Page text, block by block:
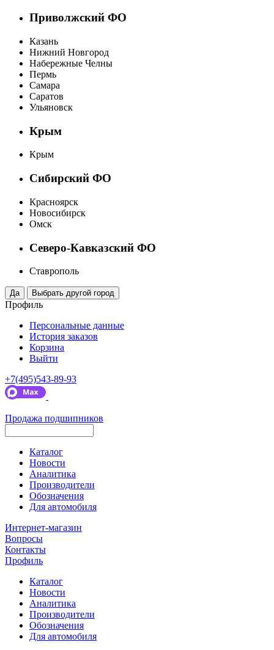
Приволжский ФО
Казань
Нижний Новгород
Набережные Челны
Пермь
Самара
Саратов
Ульяновск
Крым
Крым
Сибирский ФО
Красноярск
Новосибирск
Омск
Северо-Кавказский ФО
Ставрополь
Профиль
Персональные данные
История заказов
Корзина
Выйти
+7(495)543-89-93
Продажа подшипников
Каталог
Новости
Аналитика
Производители
Обозначения
Для автомобиля
Интернет-магазин
Вопросы
Контакты
Профиль
Каталог
Новости
Аналитика
Производители
Обозначения
Для автомобиля